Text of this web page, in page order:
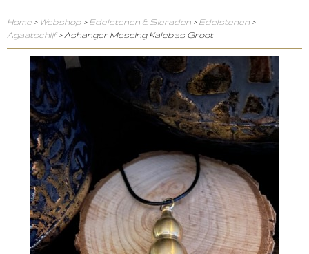
Home > Webshop > Edelstenen & Sieraden > Edelstenen >
Agaatschijf> Ashanger Messing Kalebas Groot